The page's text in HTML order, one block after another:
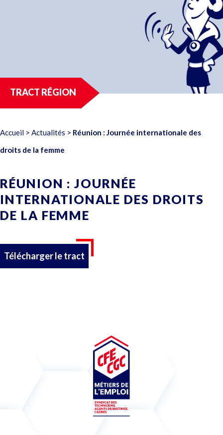
TRACT RÉGION
Accueil > Actualités > Réunion : Journée internationale des
droits de la femme
RÉUNION : JOURNÉE
INTERNATIONALE DES DROITS
DE LA FEMME
Télécharger le tract